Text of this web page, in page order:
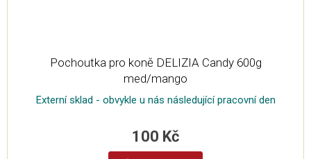
Pochoutka pro koně DELIZIA Candy 600g
med/mango
Externí sklad - obvykle u nás následující pracovní den
100 Kč